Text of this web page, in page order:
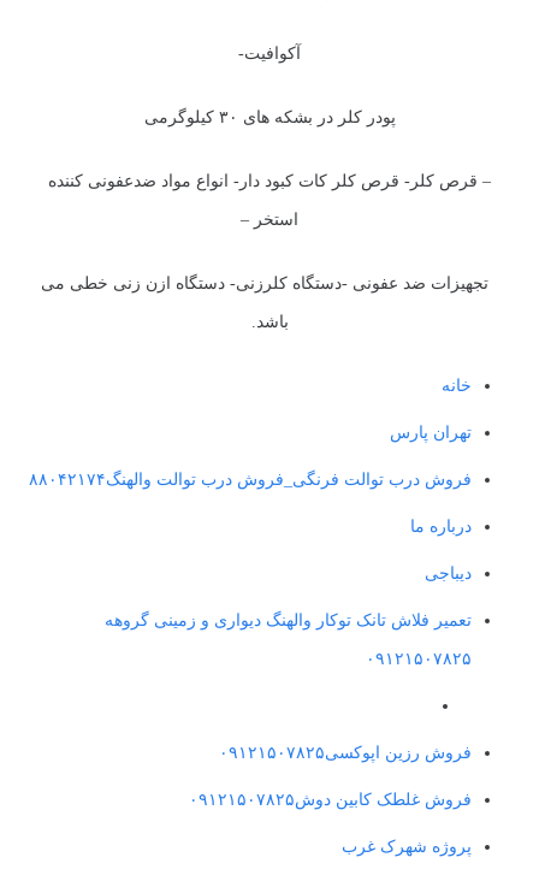
آکوافیت-
پودر کلر در بشکه های ۳۰ کیلوگرمی
– قرص کلر- قرص کلر کات کبود دار- انواع مواد ضدعفونی کننده
استخر –
تجهیزات ضد عفونی -دستگاه کلرزنی- دستگاه ازن زنی خطی می
باشد.
خانه
تهران پارس
فروش درب توالت فرنگی_فروش درب توالت والهنگ۸۸۰۴۲۱۷۴
درباره ما
دیباجی
تعمیر فلاش تانک توکار والهنگ دیواری و زمینی گروهه
۰۹۱۲۱۵۰۷۸۲۵
فروش رزین اپوکسی۰۹۱۲۱۵۰۷۸۲۵
فروش غلطک کابین دوش۰۹۱۲۱۵۰۷۸۲۵
پروژه شهرک غرب